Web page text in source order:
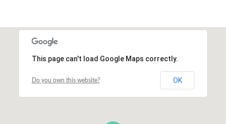
This page can't load Google Maps correctly.
Do you own this website? OK